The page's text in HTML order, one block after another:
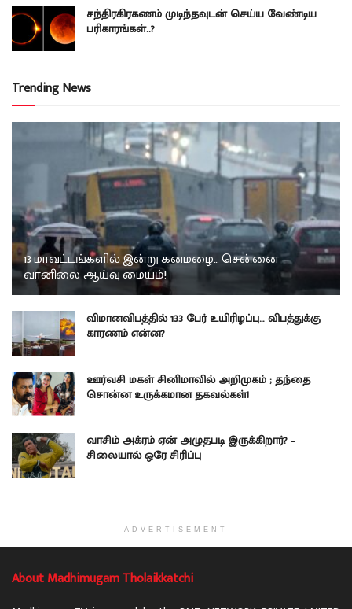
சந்திரகிரகணம் முடிந்தவுடன் செய்ய வேண்டிய
பரிகாரங்கள்..?
Trending News
13 மாவட்டங்களில் இன்று கனமழை… சென்னை
வானிலை ஆய்வு மையம்!
விமானவிபத்தில் 133 பேர் உயிரிழப்பு… விபத்துக்கு
காரணம் என்ன?
ஊர்வசி மகள் சினிமாவில் அறிமுகம் ; தந்தை
சொன்ன உருக்கமான தகவல்கள்!
வாசிம் அக்ரம் ஏன் அழுதபடி இருக்கிறார்? –
சிலையால் ஒரே சிரிப்பு
ADVERTISEMENT
About Madhimugam Tholaikkatchi